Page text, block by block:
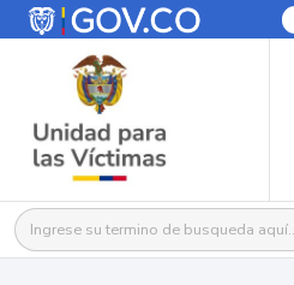
Buscar: